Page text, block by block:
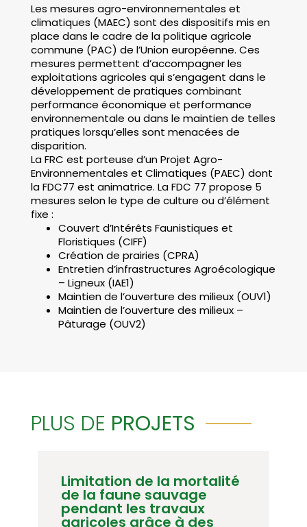
Les mesures agro-environnementales et
climatiques (MAEC) sont des dispositifs mis en
place dans le cadre de la politique agricole
commune (PAC) de l’Union européenne. Ces
mesures permettent d’accompagner les
exploitations agricoles qui s’engagent dans le
développement de pratiques combinant
performance économique et performance
environnementale ou dans le maintien de telles
pratiques lorsqu’elles sont menacées de
disparition.
La FRC est porteuse d’un Projet Agro-
Environnementales et Climatiques (PAEC) dont
la FDC77 est animatrice. La FDC 77 propose 5
mesures selon le type de culture ou d’élément
fixe :
Couvert d’Intérêts Faunistiques et
Floristiques (CIFF)
Création de prairies (CPRA)
Entretien d’infrastructures Agroécologique
– Ligneux (IAE1)
Maintien de l’ouverture des milieux (OUV1)
Maintien de l’ouverture des milieux –
Pâturage (OUV2)
PLUS DE PROJETS
Gibier d’Île-de-France
La population des grands ongulés
est en nette croissance depuis ces
vingt dernières années avec, en